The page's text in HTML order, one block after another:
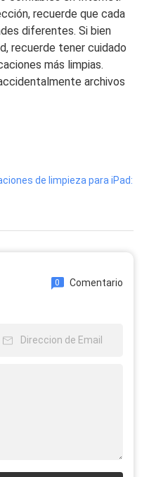
recuerde que cada
diferentes. Si bien
recuerde tener cuidado
más limpias.
archivos
de limpieza para iPad:
0 Comentario